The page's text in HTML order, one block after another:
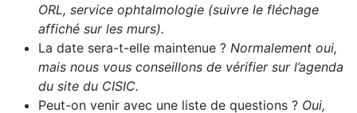
ORL, service ophtalmologie (suivre le fléchage
affiché sur les murs).
La date sera-t-elle maintenue ? Normalement oui,
mais nous vous conseillons de vérifier sur l’agenda
du site du CISIC.
Peut-on venir avec une liste de questions ? Oui,